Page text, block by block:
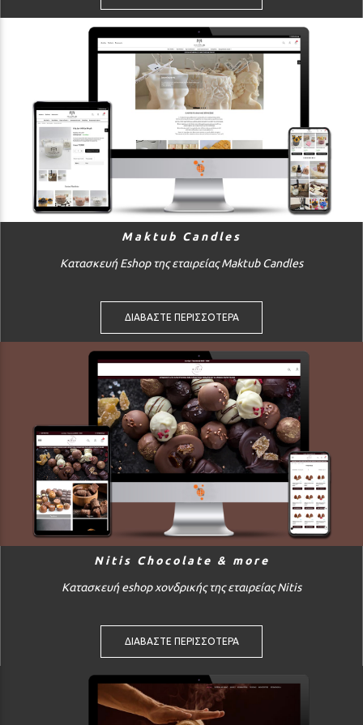
Maktub Candles
Κατασκευή Eshop της εταιρείας Maktub Candles
ΔΙΑΒΑΣΤΕ ΠΕΡΙΣΣΟΤΕΡΑ
Nitis Chocolate & more
Κατασκευή eshop χονδρικής της εταιρείας Nitis
ΔΙΑΒΑΣΤΕ ΠΕΡΙΣΣΟΤΕΡΑ